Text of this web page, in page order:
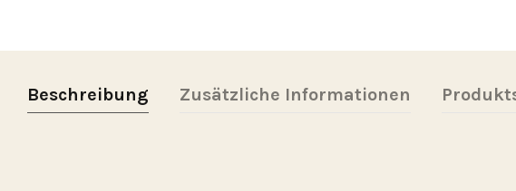
Beschreibung Zusätzliche Informationen